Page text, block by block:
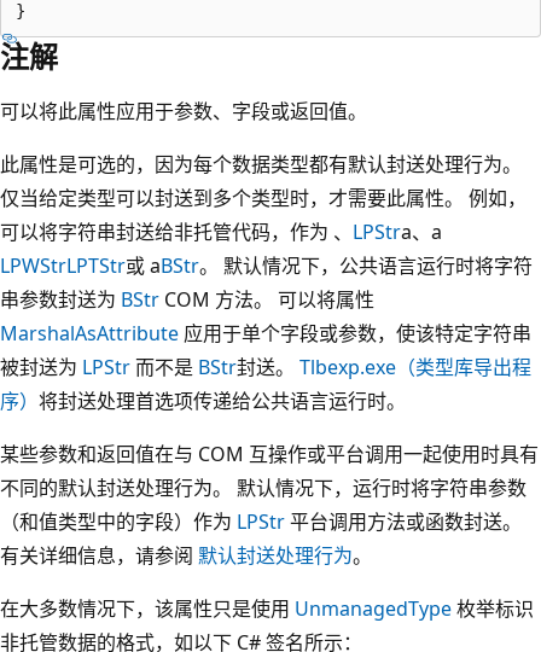
注解
可以将此属性应用于参数、字段或返回值。
此属性是可选的，因为每个数据类型都有默认封送处理行为。
仅当给定类型可以封送到多个类型时，才需要此属性。 例如，
可以将字符串封送给非托管代码，作为 、 LPStra、a
LPWStrLPTStr或 aBStr。 默认情况下，公共语言运行时将字符
串参数封送为 BStr COM 方法。 可以将属性
MarshalAsAttribute 应用于单个字段或参数，使该特定字符串
被封送为 LPStr而不是 BStr封送。 Tlbexp.exe（类型库导出程
序） 将封送处理首选项传递给公共语言运行时。
某些参数和返回值在与 COM 互操作或平台调用一起使用时具有
不同的默认封送处理行为。 默认情况下，运行时将字符串参数
（和值类型中的字段）作为 LPStr平台调用方法或函数封送。
有关详细信息，请参阅 默认封送处理行为。
在大多数情况下，该属性只是使用 UnmanagedType枚举标识
非托管数据的格式，如以下 C# 签名所示：